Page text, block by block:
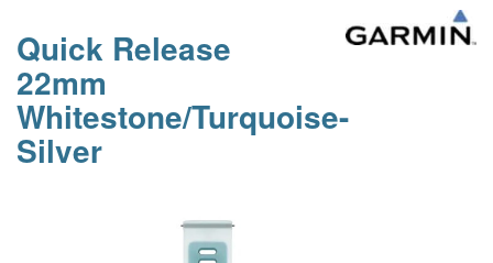
Quick Release
22mm
Whitestone/Turquoise-
Silver